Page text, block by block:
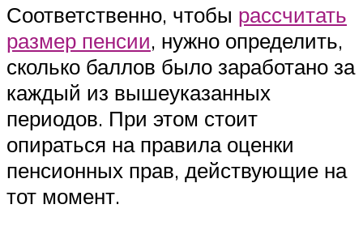
Соответственно, чтобы рассчитать
размер пенсии, нужно определить,
сколько баллов было заработано за
каждый из вышеуказанных
периодов. При этом стоит
опираться на правила оценки
пенсионных прав, действующие на
тот момент.